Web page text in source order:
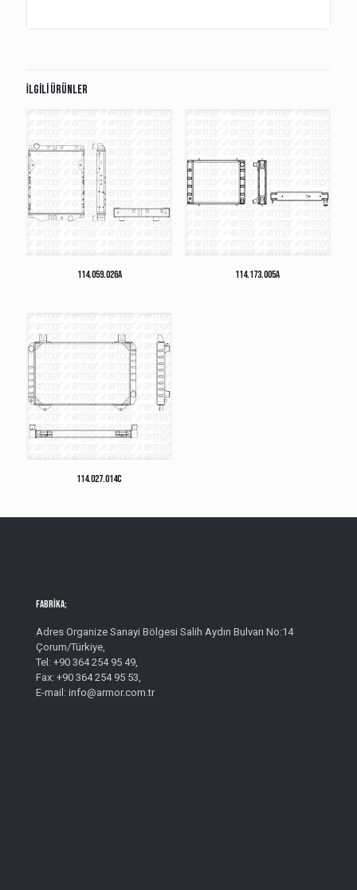
İlgili ürünler
114.059.026A 114.173.005A
114.027.014C
Fabrika;
Adres Organize Sanayi Bölgesi Salih Aydın Bulvarı No:14
Çorum/Türkiye,
Tel: +90 364 254 95 49,
Fax: +90 364 254 95 53,
E-mail: info@armor.com.tr